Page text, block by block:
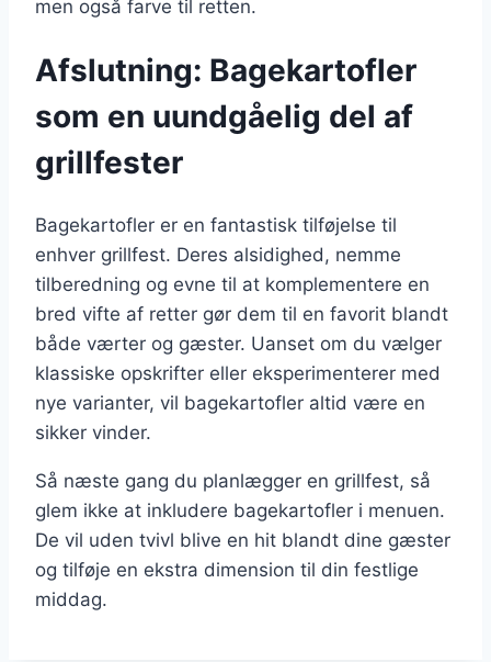
men også farve til retten.
Afslutning: Bagekartofler
som en uundgåelig del af
grillfester
Bagekartofler er en fantastisk tilføjelse til
enhver grillfest. Deres alsidighed, nemme
tilberedning og evne til at komplementere en
bred vifte af retter gør dem til en favorit blandt
både værter og gæster. Uanset om du vælger
klassiske opskrifter eller eksperimenterer med
nye varianter, vil bagekartofler altid være en
sikker vinder.
Så næste gang du planlægger en grillfest, så
glem ikke at inkludere bagekartofler i menuen.
De vil uden tvivl blive en hit blandt dine gæster
og tilføje en ekstra dimension til din festlige
middag.